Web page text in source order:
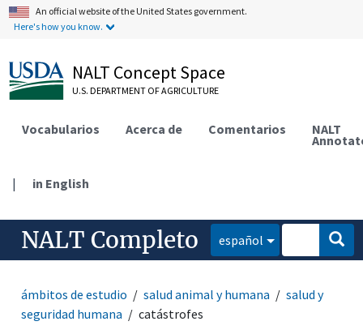
An official website of the United States government.
Here's how you know.
NALT Concept Space
U.S. DEPARTMENT OF AGRICULTURE
Vocabularios Acerca de Comentarios NALT
| in English
NALT Completo español
ámbitos de estudio salud animal y humana
salud y
seguridad humana
catástrofes